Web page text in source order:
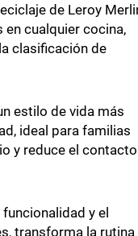
de Leroy
cualquier cocina,
clasificación de
estilo de vida más
ideal para familias
y reduce el contacto
y el
transforma la rutina